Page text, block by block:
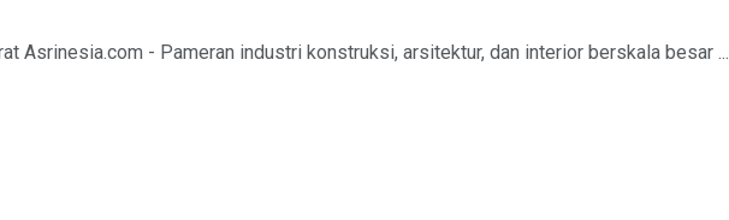
Asrinesia.com - Pameran industri konstruksi, arsitektur, dan interior berskala besar ...